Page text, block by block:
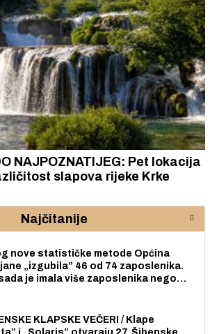
NAJPOZNATIJEG: Pet lokacija
slapova rijeke Krke
Najčitanije
nove statističke metode Općina
„izgubila” 46 od 74 zaposlenika.
je imala više zaposlenika nego
KLAPSKE VEČERI / Klape